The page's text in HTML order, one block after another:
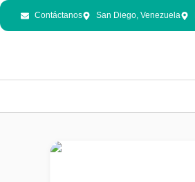
Contáctanos San Diego, Venezuela